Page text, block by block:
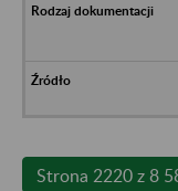
Strona 2220 z 8